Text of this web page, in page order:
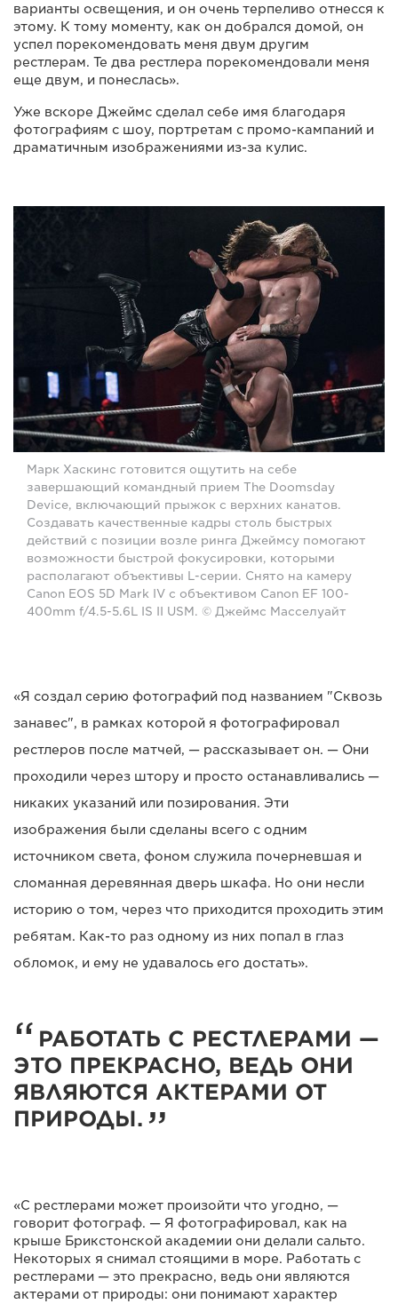
варианты освещения, и он очень терпеливо отнесся к
этому. К тому моменту, как он добрался домой, он
успел порекомендовать меня двум другим
рестлерам. Те два рестлера порекомендовали меня
еще двум, и понеслась».
Уже вскоре Джеймс сделал себе имя благодаря
фотографиям с шоу, портретам с промо-кампаний и
драматичным изображениями из-за кулис.
Марк Хаскинс готовится ощутить на себе
завершающий командный прием The Doomsday
Device, включающий прыжок с верхних канатов.
Создавать качественные кадры столь быстрых
действий с позиции возле ринга Джеймсу помогают
возможности быстрой фокусировки, которыми
располагают объективы L-серии. Снято на камеру
Canon EOS 5D Mark IV с объективом Canon EF 100-
400mm f/4.5-5.6L IS II USM. © Джеймс Масселуайт
«Я создал серию фотографий под названием "Сквозь
занавес", в рамках которой я фотографировал
рестлеров после матчей, — рассказывает он. — Они
проходили через штору и просто останавливались —
никаких указаний или позирования. Эти
изображения были сделаны всего с одним
источником света, фоном служила почерневшая и
сломанная деревянная дверь шкафа. Но они несли
историю о том, через что приходится проходить этим
ребятам. Как-то раз одному из них попал в глаз
обломок, и ему не удавалось его достать».
РАБОТАТЬ С РЕСТЛЕРАМИ —
ЭТО ПРЕКРАСНО, ВЕДЬ ОНИ
ЯВЛЯЮТСЯ АКТЕРАМИ ОТ
ПРИРОДЫ.
«С рестлерами может произойти что угодно, —
говорит фотограф. — Я фотографировал, как на
крыше Брикстонской академии они делали сальто.
Некоторых я снимал стоящими в море. Работать с
рестлерами — это прекрасно, ведь они являются
актерами от природы: они понимают характер